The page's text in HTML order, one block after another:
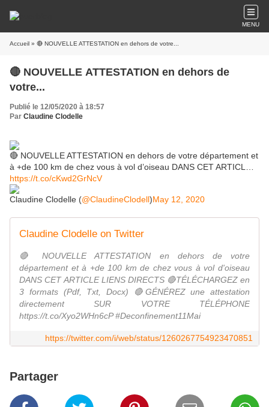
MENU
Accueil » 🔴 NOUVELLE ATTESTATION en dehors de votre...
🔴 NOUVELLE ATTESTATION en dehors de
votre...
Publié le 12/05/2020 à 18:57
Par Claudine Clodelle
🔴 NOUVELLE ATTESTATION en dehors de votre département et
à +de 100 km de chez vous à vol d’oiseau DANS CET ARTICL…
https://t.co/cKwd2GrNcV
Claudine Clodelle (@ClaudineClodell)May 12, 2020
Claudine Clodelle on Twitter
🔴 NOUVELLE ATTESTATION en dehors de votre
département et à +de 100 km de chez vous à vol d'oiseau
DANS CET ARTICLE LIENS DIRECTS 🔴TÉLÉCHARGEZ en
3 formats (Pdf, Txt, Docx) 🔴GÉNÉREZ une attestation
directement SUR VOTRE TÉLÉPHONE
https://t.co/Xyo2WHn6cP #Deconfinement11Mai
https://twitter.com/i/web/status/1260267754923470851
Partager